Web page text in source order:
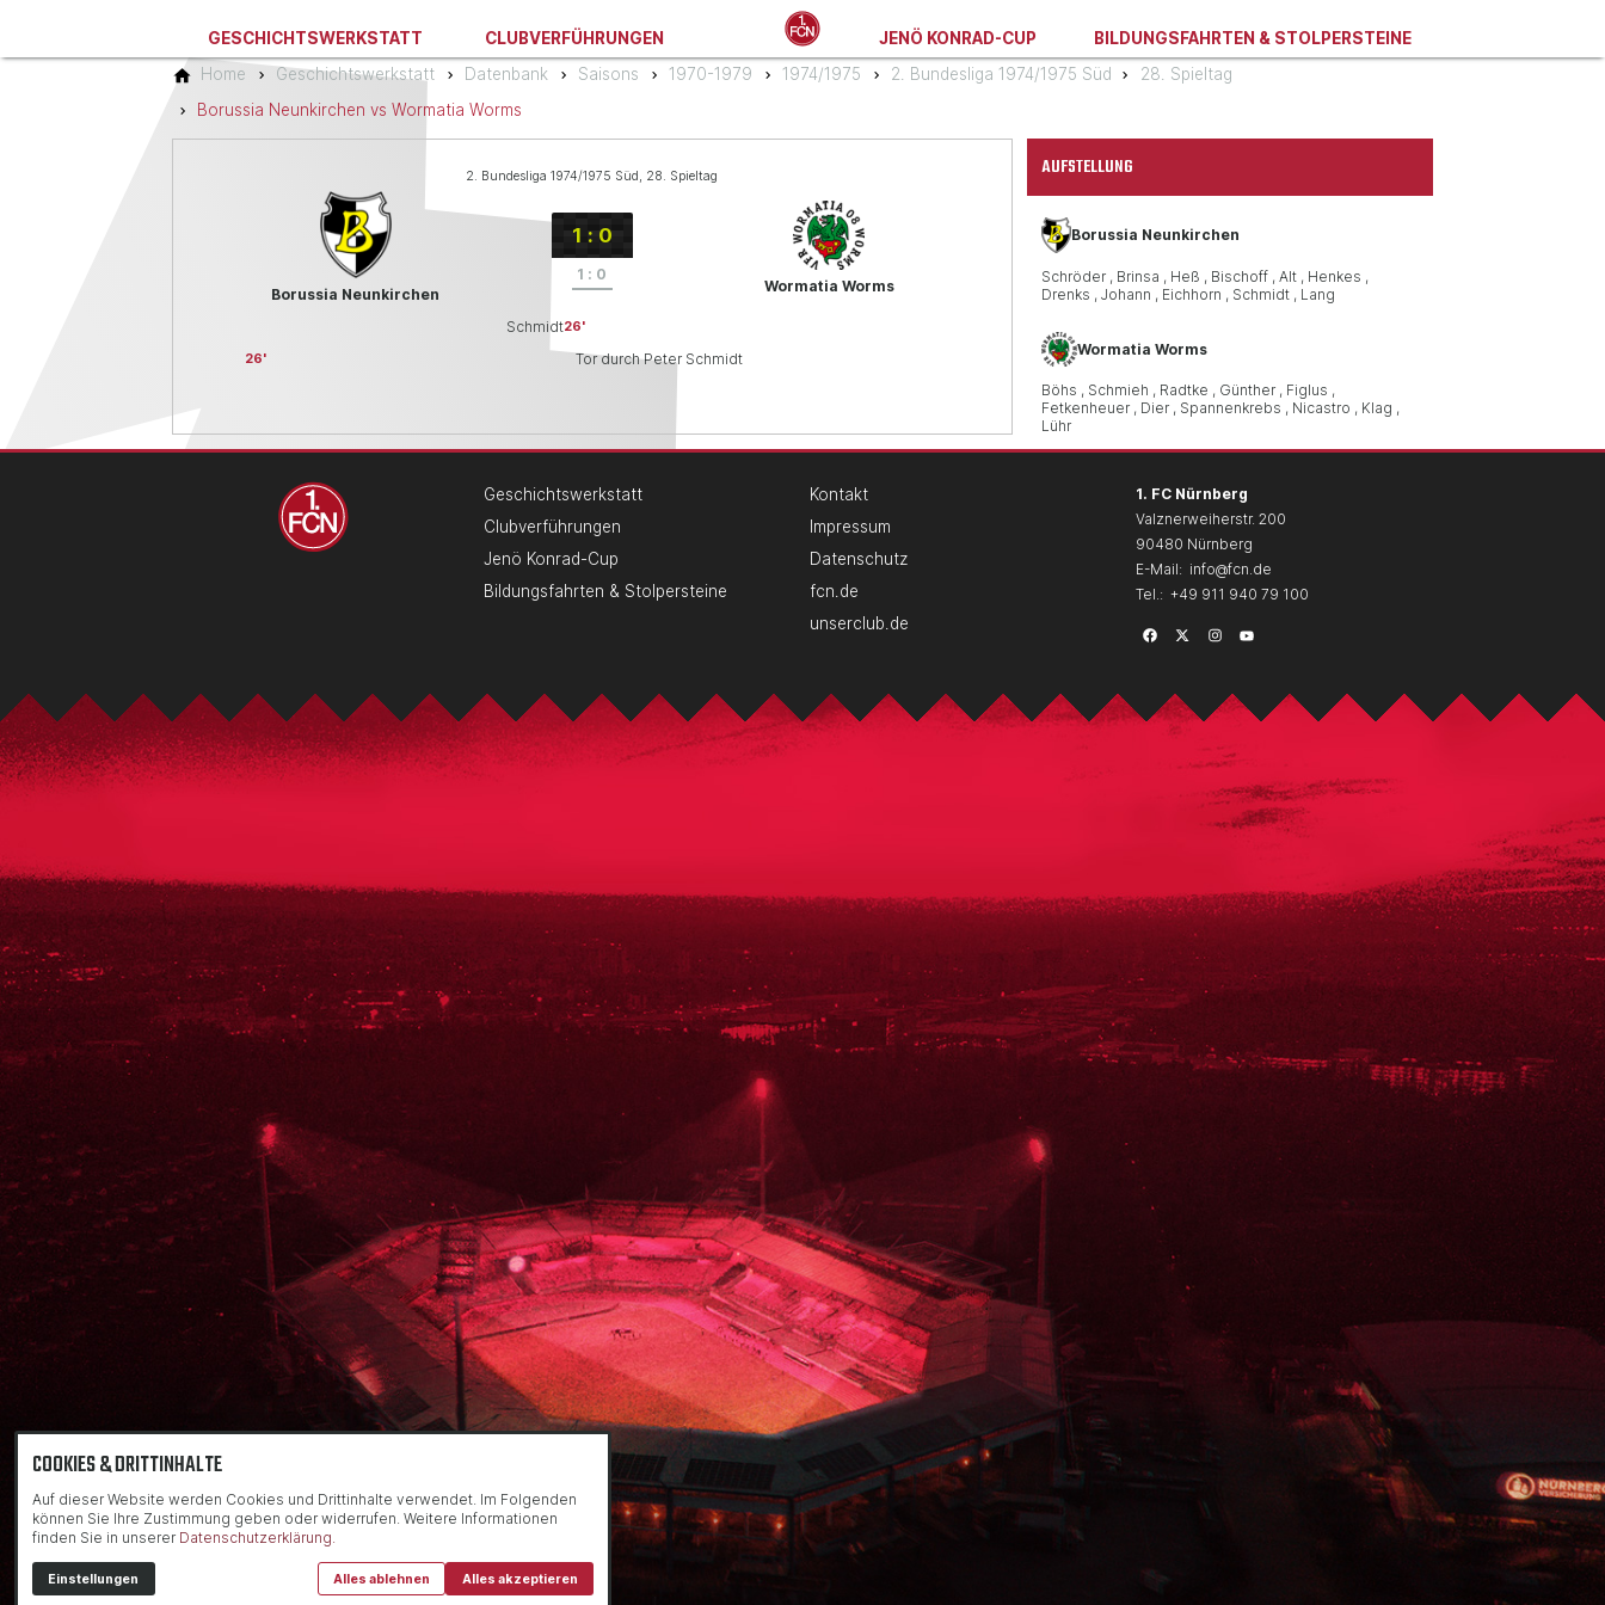
GESCHICHTSWERKSTATT CLUBVERFÜHRUNGEN JENÖ KONRAD-CUP
BILDUNGSFAHRTEN & STOLPERSTEINE
Home
Geschichtswerkstatt Datenbank Saisons 1970-1979 1974/1975 2. Bundesliga 1974/1975 Süd
28. Spieltag
Borussia Neunkirchen vs Wormatia Worms
2. Bundesliga 1974/1975 Süd, 28. Spieltag
Borussia Neunkirchen
1 : 0
1 : 0
Wormatia Worms
Schmidt26
26 Tor durch Peter Schmidt
AUFSTELLUNG
Borussia Neunkirchen
Schröder Brinsa Heß Bischoff Alt
Henkes
Drenks
Johann Eichhorn Schmidt Lang
Wormatia Worms
Böhs Schmieh Radtke Günther
Figlus
Fetkenheuer
Dier Spannenkrebs Nicastro
Klag
Lühr
Geschichtswerkstatt
Clubverführungen
Jenö Konrad-Cup
Bildungsfahrten & Stolpersteine
Kontakt
Impressum
Datenschutz
fcn.de
unserclub.de
1. FC Nürnberg
Valznerweiherstr. 200
90480 Nürnberg
E-Mail: info@fcn.de
Tel.: +49 911 940 79 100
COOKIES & DRITTINHALTE
Auf dieser Website werden Cookies und Drittinhalte verwendet. Im Folgenden
können Sie Ihre Zustimmung geben oder widerrufen. Weitere Informationen
finden Sie in unserer Datenschutzerklärung.
Einstellungen Alles ablehnen Alles akzeptieren